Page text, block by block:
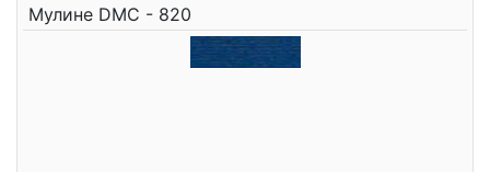
Мулине DMC - 820